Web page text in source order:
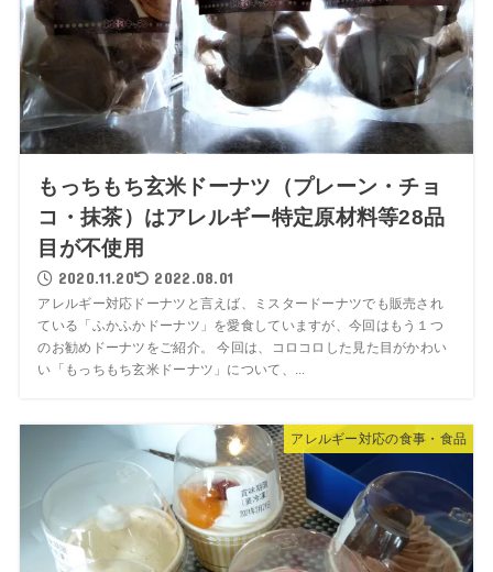
もっちもち玄米ドーナツ（プレーン・チョ
コ・抹茶）はアレルギー特定原材料等28品
目が不使用
2020.11.20 2022.08.01
アレルギー対応ドーナツと言えば、ミスタードーナツでも販売され
ている「ふかふかドーナツ」を愛食していますが、今回はもう１つ
のお勧めドーナツをご紹介。 今回は、コロコロした見た目がかわい
い「もっちもち玄米ドーナツ」について、...
アレルギー対応の食事・食品